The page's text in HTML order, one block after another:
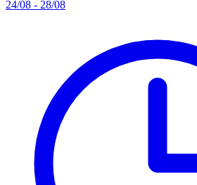
24/08 - 28/08